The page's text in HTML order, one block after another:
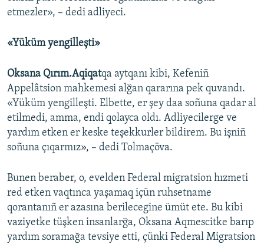
etmezler», – dedi adliyeci.
«Yüküm yengilleşti»
Oksana Qırım.Aqiqatqa aytqanı kibi, Kefeniñ
Appelâtsion mahkemesi alğan qararına pek quvandı.
«Yüküm yengilleşti. Elbette, er şey daa soñuna qadar al
etilmedi, amma, endi qolayca oldı. Adliyecilerge ve
yardım etken er keske teşekkurler bildirem. Bu işniñ
soñuna çıqarmız», – dedi Tolmaçöva.
Bunen beraber, o, evelden Federal migratsion hızmeti
red etken vaqtınca yaşamaq içün ruhsetname
qorantanıñ er azasına berilecegine ümüt ete. Bu kibi
vaziyetke tüşken insanlarğa, Oksana Aqmescitke barıp
yardım soramağa tevsiye etti, çünki Federal Migratsion